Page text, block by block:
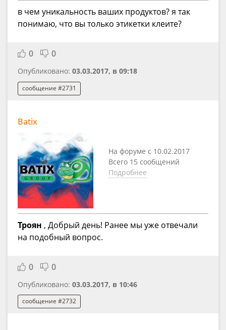
в чем уникальность ваших продуктов? я так
понимаю, что вы только этикетки клеите?
0 0
Опубликовано: 03.03.2017, в 09:18
сообщение #2731
Batix
На форуме с 10.02.2017
Всего 15 сообщений
Подробнее
Троян , Добрый день! Ранее мы уже отвечали
на подобный вопрос.
0 0
Опубликовано: 03.03.2017, в 10:46
сообщение #2732